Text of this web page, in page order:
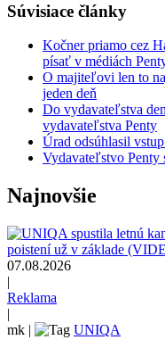
Súvisiace články
Kočner priamo cez
písať v médiách
O majiteľovi len to
jeden deň
Do vydavateľstva
vydavateľstva Penty
Úrad odsúhlasil
Vydavateľstvo Penty
Najnovšie
07.08.2026
|
Reklama
|
mk | UNIQA